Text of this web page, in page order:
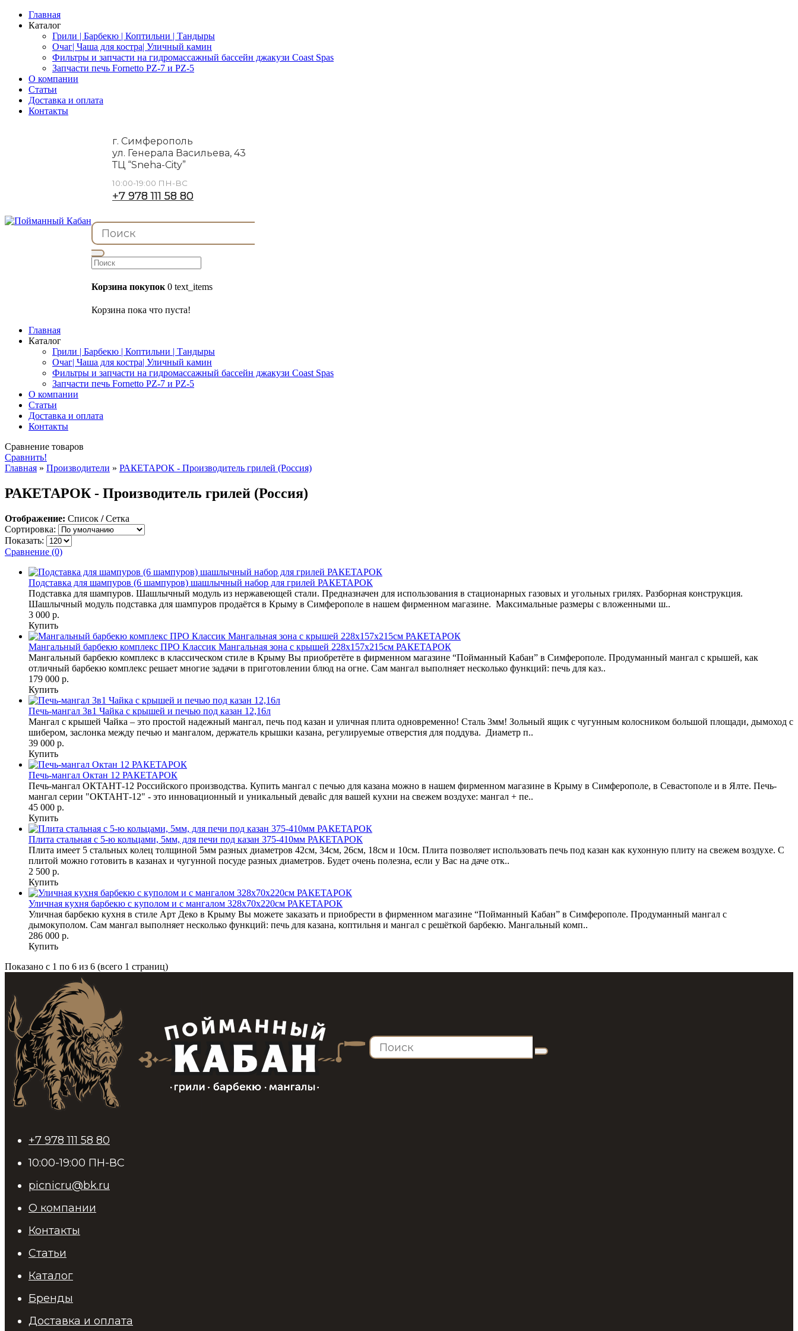
Главная
Каталог
Грили | Барбекю | Коптильни | Тандыры
Очаг| Чаша для костра| Уличный камин
Фильтры и запчасти на гидромассажный бассейн джакузи Coast Spas
Запчасти печь Fornetto PZ-7 и PZ-5
О компании
Статьи
Доставка и оплата
Контакты
г. Симферополь
ул. Генерала Васильева, 43
ТЦ “Sneha-City”
10:00-19:00 ПН-ВС
+7 978 111 58 80
Корзина покупок 0 text_items
Корзина пока что пуста!
Главная
Каталог
Грили | Барбекю | Коптильни | Тандыры
Очаг| Чаша для костра| Уличный камин
Фильтры и запчасти на гидромассажный бассейн джакузи Coast Spas
Запчасти печь Fornetto PZ-7 и PZ-5
О компании
Статьи
Доставка и оплата
Контакты
Сравнение товаров
Сравнить!
Главная » Производители » РАКЕТАРОК - Производитель грилей (Россия)
РАКЕТАРОК - Производитель грилей (Россия)
Отображение: Список / Сетка
Сортировка:
Показать:
Сравнение (0)
Подставка для шампуров (6 шампуров) шашлычный набор для грилей РАКЕТАРОК
Подставка для шампуров. Шашлычный модуль из нержавеющей стали. Предназначен для использования в стационарных газовых и угольных грилях. Разборная конструкция.
Шашлычный модуль подставка для шампуров продаётся в Крыму в Симферополе в нашем фирменном магазине. Максимальные размеры с вложенными ш..
3 000 р.
Купить
Мангальный барбекю комплекс ПРО Классик Мангальная зона с крышей 228х157х215см РАКЕТАРОК
Мангальный барбекю комплекс в классическом стиле в Крыму Вы приобретёте в фирменном магазине “Пойманный Кабан” в Симферополе. Продуманный мангал с крышей, как
отличный барбекю комплекс решает многие задачи в приготовлении блюд на огне. Сам мангал выполняет несколько функций: печь для каз..
179 000 р.
Купить
Печь-мангал 3в1 Чайка с крышей и печью под казан 12,16л
Мангал с крышей Чайка – это простой надежный мангал, печь под казан и уличная плита одновременно! Сталь 3мм! Зольный ящик с чугунным колосником большой площади, дымоход с
шибером, заслонка между печью и мангалом, держатель крышки казана, регулируемые отверстия для поддува. Диаметр п..
39 000 р.
Купить
Печь-мангал Октан 12 РАКЕТАРОК
Печь-мангал ОКТАНТ-12 Российского производства. Купить мангал с печью для казана можно в нашем фирменном магазине в Крыму в Симферополе, в Севастополе и в Ялте. Печь-
мангал серии "ОКТАНТ-12" - это инновационный и уникальный девайс для вашей кухни на свежем воздухе: мангал + пе..
45 000 р.
Купить
Плита стальная с 5-ю кольцами, 5мм, для печи под казан 375-410мм РАКЕТАРОК
Плита имеет 5 стальных колец толщиной 5мм разных диаметров 42см, 34см, 26см, 18см и 10см. Плита позволяет использовать печь под казан как кухонную плиту на свежем воздухе. С
плитой можно готовить в казанах и чугунной посуде разных диаметров. Будет очень полезна, если у Вас на даче отк..
2 500 р.
Купить
Уличная кухня барбекю с куполом и с мангалом 328х70х220см РАКЕТАРОК
Уличная барбекю кухня в стиле Арт Деко в Крыму Вы можете заказать и приобрести в фирменном магазине “Пойманный Кабан” в Симферополе. Продуманный мангал с
дымокуполом. Сам мангал выполняет несколько функций: печь для казана, коптильня и мангал с решёткой барбекю. Мангальный комп..
286 000 р.
Купить
Показано с 1 по 6 из 6 (всего 1 страниц)
+7 978 111 58 80
10:00-19:00 ПН-ВС
picnicru@bk.ru
О компании
Контакты
Статьи
Каталог
Бренды
Доставка и оплата